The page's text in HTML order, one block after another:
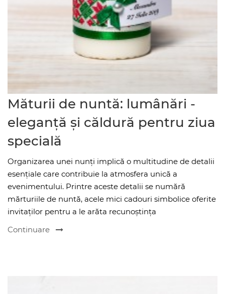
Măturii de nuntă: lumânări -
eleganță și căldură pentru ziua
specială
Organizarea unei nunți implică o multitudine de detalii
esențiale care contribuie la atmosfera unică a
evenimentului. Printre aceste detalii se numără
mărturiile de nuntă, acele mici cadouri simbolice oferite
invitaților pentru a le arăta recunoștința
Continuare